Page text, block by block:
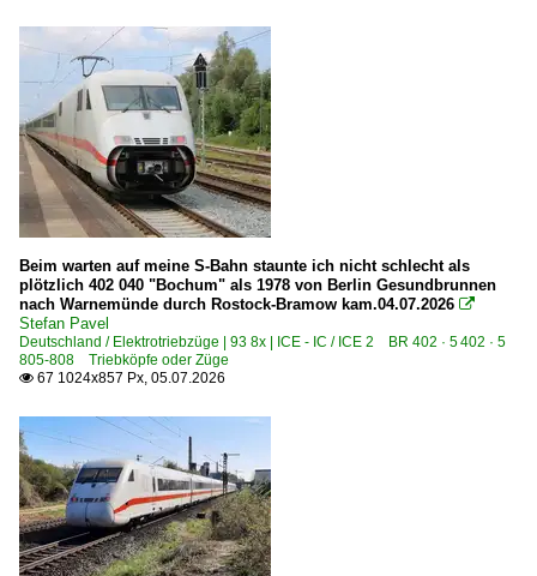
Bahndienstfahrzeuge | Triebfahrzeuge
5 410 BR 410.1 · 410.2 · 410.8 'ICE S, ICE R' FTZ, DB
6 182 BR 182.5 ·ES 64 U2·
Bahnhöfe (A - E)
Aalen
Altenburg
Angermund
Anklam / MV
Ansbach
Ashausen
Augsburg (sonstige)
Bamberg
Basel Bad Bf
Bebra
2012
2013
2014
2015
2016
2017
2019
2020
2020
2021
2022
2023
2024
2025
Beim warten auf meine S-Bahn staunte ich nicht schlecht als
plötzlich 402 040 "Bochum" als 1978 von Berlin Gesundbrunnen
nach Warnemünde durch Rostock-Bramow kam.04.07.2026 
Stefan Pavel
Deutschland / Elektrotriebzüge | 93 8x | ICE - IC / ICE 2 BR 402 · 5 402 · 5
805-808 Triebköpfe oder Züge
 67 1024x857 Px, 05.07.2026